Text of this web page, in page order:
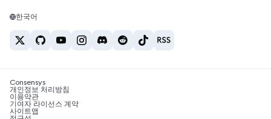
채용
테더 가격
BTC를 INR로 환전
ETH를 USDT로 환전
USDT 매수
SHIB 매수
BNB 매수
솔라나 지갑
암호화폐 세금 뉴스
암호화폐 매수 방법
한국어
Consensys
개인정보 처리방침
이용약관
기여자 라이선스 계약
사이트맵